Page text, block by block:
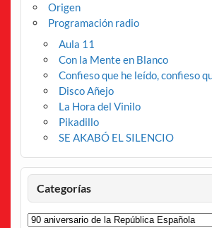
Origen
Programación radio
Aula 11
Con la Mente en Blanco
Confieso que he leído, confieso
Disco Añejo
La Hora del Vinilo
Pikadillo
SE AKABÓ EL SILENCIO
Categorías
Categorías